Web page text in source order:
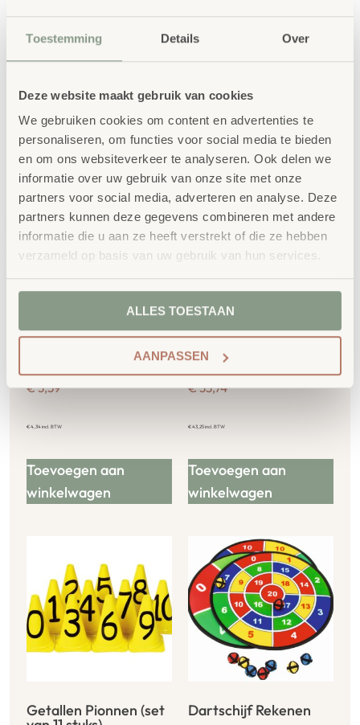
Toestemming Details Over
Deze website maakt gebruik van cookies
We gebruiken cookies om content en advertenties te
personaliseren, om functies voor social media te bieden
en om ons websiteverkeer te analyseren. Ook delen we
informatie over uw gebruik van onze site met onze
partners voor social media, adverteren en analyse. Deze
partners kunnen deze gegevens combineren met andere
informatie die u aan ze heeft verstrekt of die ze hebben
verzameld op basis van uw gebruik van hun services.
ALLES TOESTAAN
AANPASSEN
Gerelateerde
producten
Stoepkrijt emmer
€3,59
€4,34incl. BTW
Toevoegen aan
winkelwagen
Stoffen XL-nummers
in zak
€35,74
€43,25incl. BTW
Toevoegen aan
winkelwagen
Getallen Pionnen (set Dartschijf Rekenen